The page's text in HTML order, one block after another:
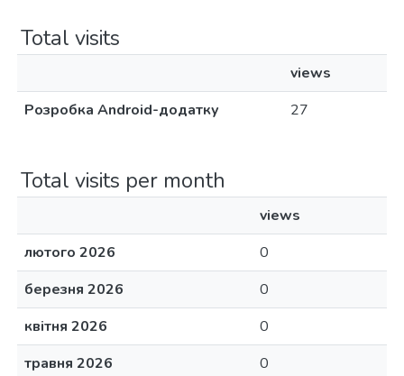
Total visits
views
Розробка Android-додатку
27
Total visits per month
views
лютого 2026
0
березня 2026
0
квітня 2026
0
травня 2026
0